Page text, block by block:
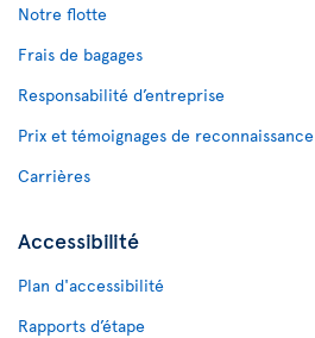
Notre flotte
Frais de bagages
Responsabilité d’entreprise
Prix et témoignages de reconnaissance
Carrières
Accessibilité
Plan d'accessibilité
Rapports d’étape